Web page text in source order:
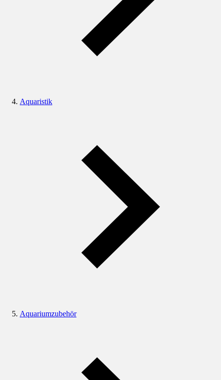
Aquaristik
Aquariumzubehör